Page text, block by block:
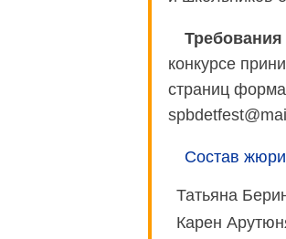
конкурсе
страниц
Состав
Татьяна
Карен